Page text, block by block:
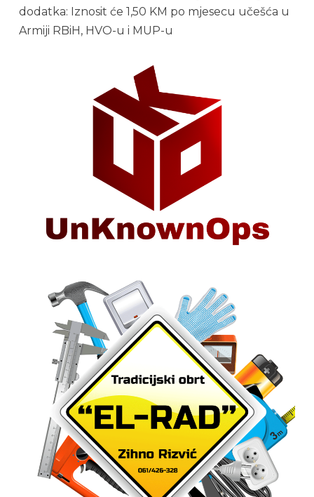
dodatka: Iznosit će 1,50 KM po mjesecu učešća u
Armiji RBiH, HVO-u i MUP-u